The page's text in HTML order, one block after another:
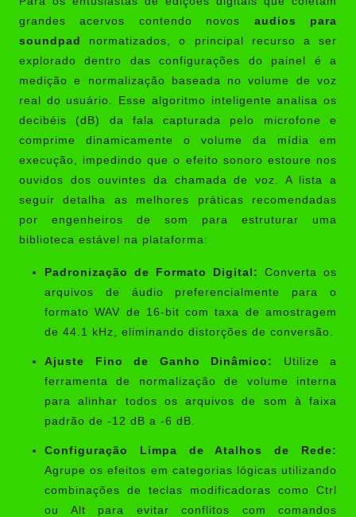
grandes acervos contendo novos audios para
soundpad
normatizados, o principal recurso a ser
explorado dentro das configurações do painel é a
medição e normalização baseada no volume de voz
real do usuário. Esse algoritmo inteligente analisa os
decibéis (dB) da fala capturada pelo microfone e
comprime dinamicamente o volume da mídia em
execução, impedindo que o efeito sonoro estoure nos
ouvidos dos ouvintes da chamada de voz. A lista a
seguir detalha as melhores práticas recomendadas
por engenheiros de som para estruturar uma
biblioteca estável na plataforma:
Padronização de Formato Digital:
Converta os
arquivos de áudio preferencialmente para o
formato WAV de 16-bit com taxa de amostragem
de 44.1 kHz, eliminando distorções de conversão.
Ajuste Fino de Ganho Dinâmico:
Utilize a
ferramenta de normalização de volume interna
para alinhar todos os arquivos de som à faixa
padrão de -12 dB a -6 dB.
Configuração Limpa de Atalhos de Rede:
Agrupe os efeitos em categorias lógicas utilizando
combinações de teclas modificadoras como Ctrl
ou Alt para evitar conflitos com comandos